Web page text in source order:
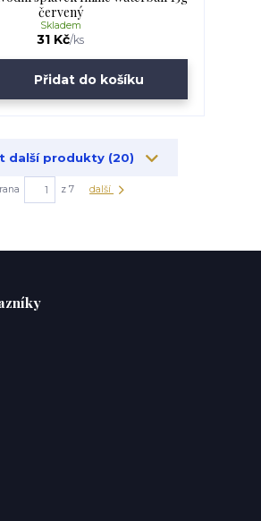
červený
31 Kč/ks
Skladem
Přidat do košíku
další produkty (20)
z 7 další